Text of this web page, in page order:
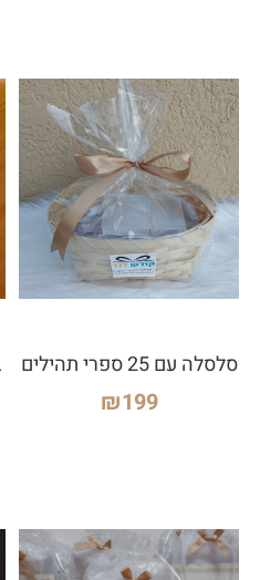
סלסלה עם 25 ספרי תהילים
₪199